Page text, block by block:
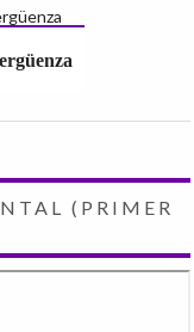
(PRIMER